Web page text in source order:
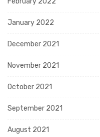
January 2022
December 2021
November 2021
October 2021
September 2021
August 2021